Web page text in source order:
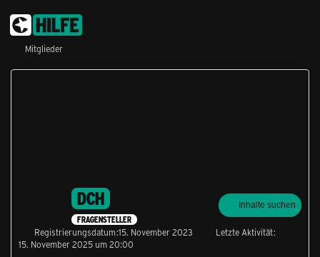
Mitglieder
DCH
FRAGENSTELLER
Inhalte suchen
Registrierungsdatum 15. November 2023
Letzte Aktivität
15. November 2025 um 20:00